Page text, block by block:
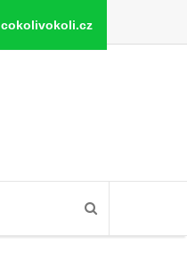
cokolivokoli.cz